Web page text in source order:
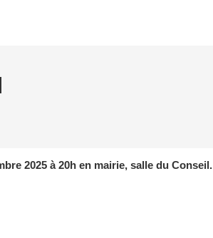
2025 à 20h en mairie, salle du Conseil.